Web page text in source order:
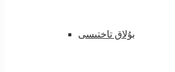
بۇلاق تاختىسى